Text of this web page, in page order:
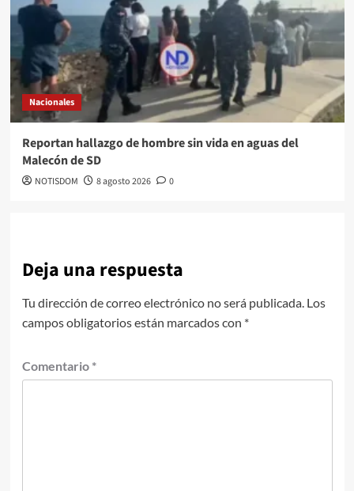
Nacionales
Reportan hallazgo de hombre sin vida en aguas del
Malecón de SD
NOTISDOM 8 agosto 2026 0
Deja una respuesta
Tu dirección de correo electrónico no será publicada. Los
campos obligatorios están marcados con *
Comentario *